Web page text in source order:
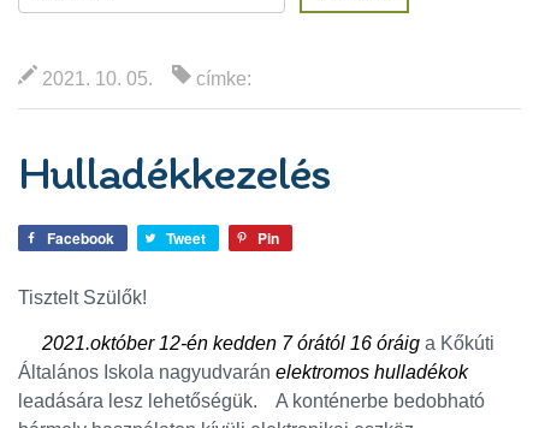
2021. 10. 05. címke:
Hulladékkezelés
Facebook Tweet Pin
Tisztelt Szülők!
2021.október 12-én kedden 7 órától 16 óráig a Kőkúti
Általános Iskola nagyudvarán elektromos hulladékok
leadására lesz lehetőségük. A konténerbe bedobható